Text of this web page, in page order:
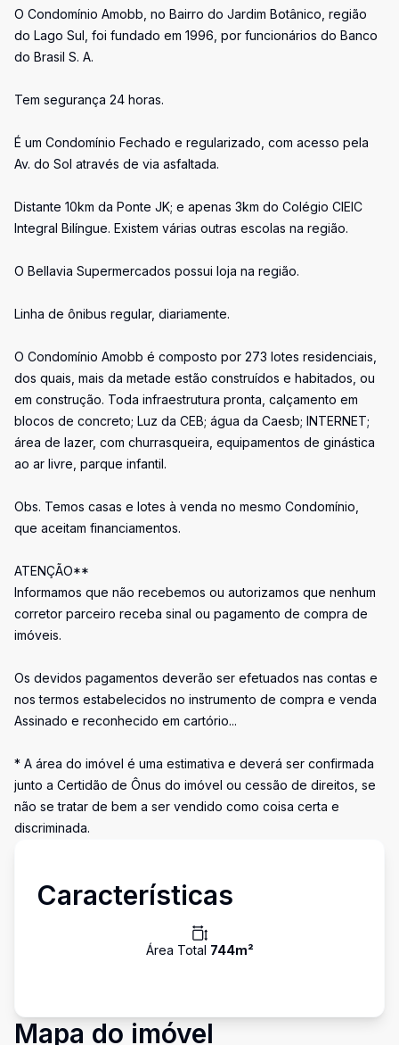
O Condomínio Amobb, no Bairro do Jardim Botânico, região
do Lago Sul, foi fundado em 1996, por funcionários do Banco
do Brasil S. A.
Tem segurança 24 horas.
É um Condomínio Fechado e regularizado, com acesso pela
Av. do Sol através de via asfaltada.
Distante 10km da Ponte JK; e apenas 3km do Colégio CIEIC
Integral Bilíngue. Existem várias outras escolas na região.
O Bellavia Supermercados possui loja na região.
Linha de ônibus regular, diariamente.
O Condomínio Amobb é composto por 273 lotes residenciais,
dos quais, mais da metade estão construídos e habitados, ou
em construção. Toda infraestrutura pronta, calçamento em
blocos de concreto; Luz da CEB; água da Caesb; INTERNET;
área de lazer, com churrasqueira, equipamentos de ginástica
ao ar livre, parque infantil.
Obs. Temos casas e lotes à venda no mesmo Condomínio,
que aceitam financiamentos.
ATENÇÃO**
Informamos que não recebemos ou autorizamos que nenhum
corretor parceiro receba sinal ou pagamento de compra de
imóveis.
Os devidos pagamentos deverão ser efetuados nas contas e
nos termos estabelecidos no instrumento de compra e venda
Assinado e reconhecido em cartório...
* A área do imóvel é uma estimativa e deverá ser confirmada
junto a Certidão de Ônus do imóvel ou cessão de direitos, se
não se tratar de bem a ser vendido como coisa certa e
discriminada.
Características
Área Total 744m²
Mapa do imóvel